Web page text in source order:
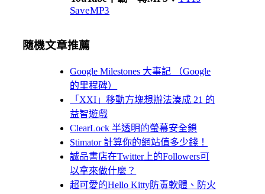
SaveMP3
隨機文章推薦
Google Milestones 大事記 （Google
的里程碑）
「XXI」移動方塊想辦法湊成 21 的
益智遊戲
ClearLock 半透明的螢幕安全鎖
Stimator 計算你的網站值多少錢！
誠品書店在Twitter上的Followers可
以拿來做什麼？
超可愛的Hello Kitty防毒軟體、防火